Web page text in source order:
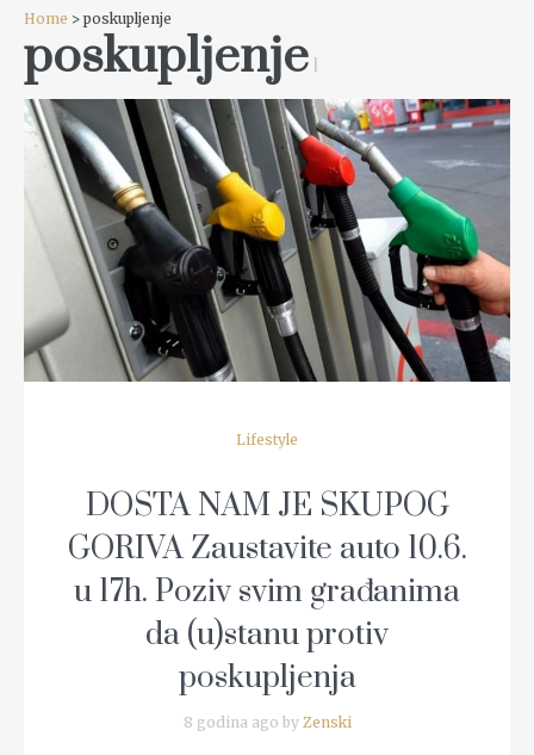
Home > poskupljenje
poskupljenje 1
READ MORE
Lifestyle
DOSTA NAM JE SKUPOG
GORIVA Zaustavite auto 10.6.
u 17h. Poziv svim građanima
da (u)stanu protiv
poskupljenja
8 godina ago by Zenski